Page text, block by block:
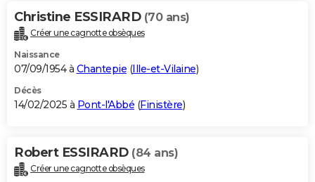
Christine ESSIRARD (70 ans)
Créer une cagnotte obsèques
Naissance
07/09/1954 à Chantepie (Ille-et-Vilaine)
Décès
14/02/2025 à Pont-l'Abbé (Finistère)
Robert ESSIRARD (84 ans)
Créer une cagnotte obsèques